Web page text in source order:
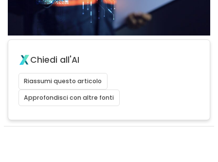
Chiedi all'AI
Riassumi questo articolo
Approfondisci con altre fonti